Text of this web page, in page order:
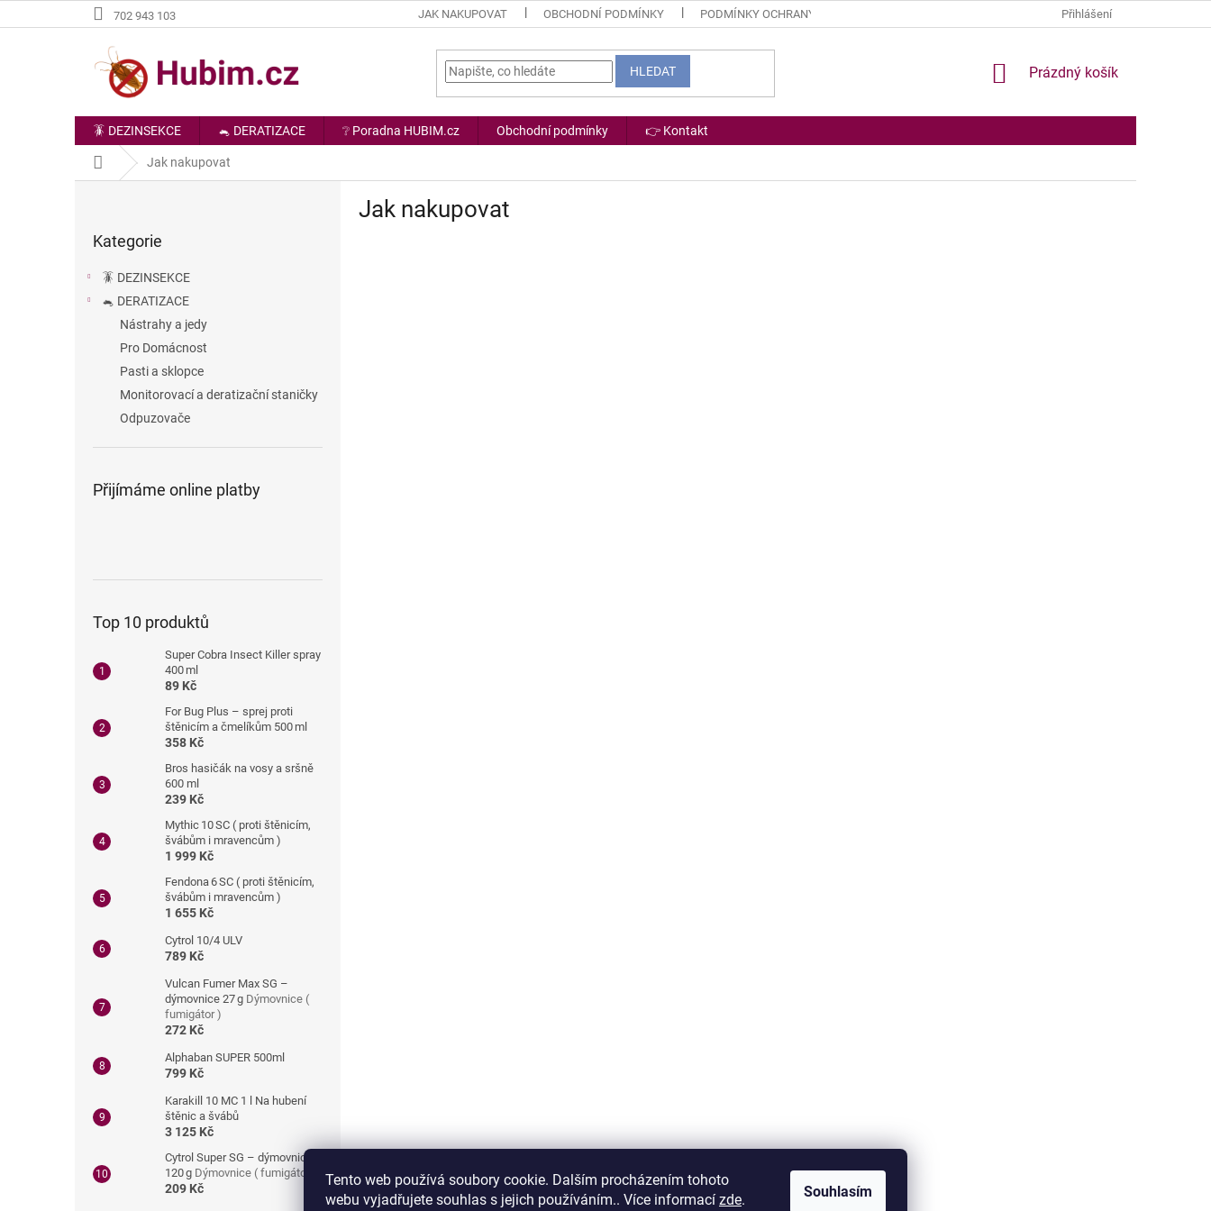
Tento web používá soubory cookie. Dalším procházením tohoto
webu vyjadřujete souhlas s jejich používáním.. Více informací zde. Souhlasím
na
702 943 103 JAK NAKUPOVAT OBCHODNÍ PODMÍNKY PODMÍNKY OCHRANY OSOBNÍCH ÚDAJŮ Přihlášení
HLEDAT
NÁKUPNÍ
Prázdný košík
🪳 DEZINSEKCE 🐁 DERATIZACE ❔ Poradna HUBIM.cz Obchodní podmínky 👉 Kontakt
Domů Jak nakupovat
kategorie
Kategorie
🪳 DEZINSEKCE
🐁 DERATIZACE
Nástrahy a jedy
Pro Domácnost
Pasti a sklopce
Monitorovací a deratizační staničky
Odpuzovače
Přijímáme online platby
Top 10 produktů
Super Cobra Insect Killer spray
400 ml
89 Kč
For Bug Plus – sprej proti
štěnicím a čmelíkům 500 ml
358 Kč
Bros hasičák na vosy a sršně
600 ml
239 Kč
Mythic 10 SC ( proti štěnicím,
švábům i mravencům )
1 999 Kč
Fendona 6 SC ( proti štěnicím,
švábům i mravencům )
1 655 Kč
Cytrol 10/4 ULV
789 Kč
Vulcan Fumer Max SG –
dýmovnice 27 g Dýmovnice (
fumigátor )
272 Kč
Alphaban SUPER 500ml
799 Kč
Karakill 10 MC 1 l Na hubení
štěnic a švábů
3 125 Kč
Cytrol Super SG – dýmovnice
120 g Dýmovnice ( fumigátor )
209 Kč
Jak nakupovat